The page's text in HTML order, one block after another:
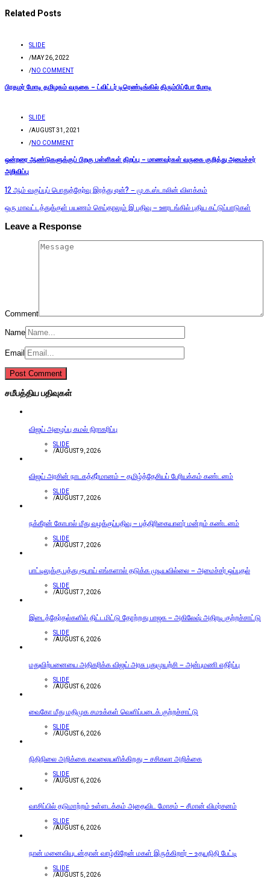
Related Posts
SLIDE
/MAY 26, 2022
/NO COMMENT
பிரதமர் மோடி தமிழகம் வருகை – ட்விட்டர் டிரெண்டிங்கில் திரும்பிப்போ மோடி
SLIDE
/AUGUST 31, 2021
/NO COMMENT
ஒன்றரை ஆண்டுகளுக்குப் பிறகு பள்ளிகள் திறப்பு – மாணவர்கள் வருகை குறித்து அமைச்சர்
அறிவிப்பு
12 ஆம் வகுப்புப் பொதுத்தேர்வு இரத்து ஏன்? – மு.க.ஸ்டாலின் விளக்கம்
ஒரு மாவட்டத்துக்குள் பயணம் செய்தாலும் இ பதிவு – ஊரடங்கில் புதிய கட்டுப்பாடுகள்
Leave a Response
Comment
Name
Email
சமீபத்திய பதிவுகள்
விஜய் அழைப்பு கமல் நிராகரிப்பு
SLIDE
/AUGUST 9, 2026
விஜய் அரசின் நாடகத்தீர்மானம் – தமிழ்த்தேசியப் பேரியக்கம் கண்டனம்
SLIDE
/AUGUST 7, 2026
நக்கீரன் கோபால் மீது வழக்குப்பதிவு – பத்திரிகையாளர் மன்றம் கண்டனம்
SLIDE
/AUGUST 7, 2026
பாட்டிலுக்கு பத்து ரூபாய் எங்களால் தடுக்க முடியவில்லை – அமைச்சர் ஒப்புதல்
SLIDE
/AUGUST 7, 2026
இடைத்தேர்தல்களில் திட்டமிட்டு தோற்றது பாஜக – அகிலேஷ் அதிரடி குற்றச்சாட்டு
SLIDE
/AUGUST 6, 2026
மதுவிற்பனையை அதிகரிக்க விஜய் அரசு புதுமுயற்சி – அன்புமணி எதிர்ப்பு
SLIDE
/AUGUST 6, 2026
வைகோ மீது மதிமுக சமஉக்கள் வெளிப்படைக் குற்றச்சாட்டு
SLIDE
/AUGUST 6, 2026
நிதிநிலை அறிக்கை கவலையளிக்கிறது – சசிகலா அறிக்கை
SLIDE
/AUGUST 6, 2026
வாசிப்பில் தடுமாற்றம் உள்ளடக்கம் அதைவிட மோசம் – சீமான் விமர்சனம்
SLIDE
/AUGUST 6, 2026
நான் மனைவியுடன்தான் வாழ்கிறேன் மகள் இருக்கிறார் – உதயநிதி பேட்டி
SLIDE
/AUGUST 5, 2026